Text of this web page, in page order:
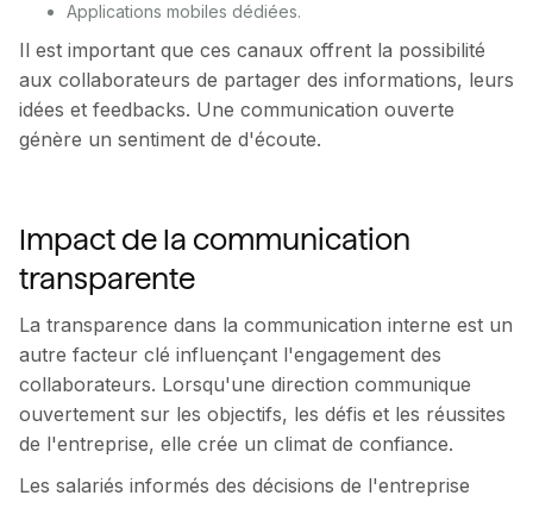
Applications mobiles dédiées.
Il est important que ces canaux offrent la possibilité
aux collaborateurs de partager des informations, leurs
idées et feedbacks. Une communication ouverte
génère un sentiment de d'écoute.
Impact de la communication
transparente
La transparence dans la communication interne est un
autre facteur clé influençant l'engagement des
collaborateurs. Lorsqu'une direction communique
ouvertement sur les objectifs, les défis et les réussites
de l'entreprise, elle crée un climat de confiance.
Les salariés informés des décisions de l'entreprise